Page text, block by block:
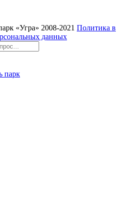
«Угра» 2008-2021 Политика в
данных
парк